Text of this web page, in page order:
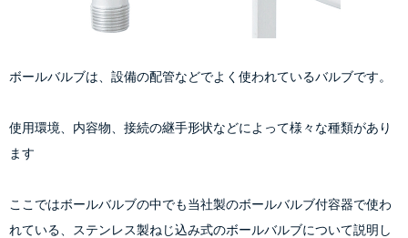
ボールバルブは、設備の配管などでよく使われているバルブです。
使用環境、内容物、接続の継手形状などによって様々な種類があり
ます
ここではボールバルブの中でも当社製のボールバルブ付容器で使わ
れている、ステンレス製ねじ込み式のボールバルブについて説明し